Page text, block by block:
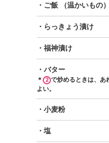
・ご飯 （温かいもの）
・らっきょう漬け
・福神漬け
・バター
＊ 2 で炒めるときは、あ
よい。
・小麦粉
・塩